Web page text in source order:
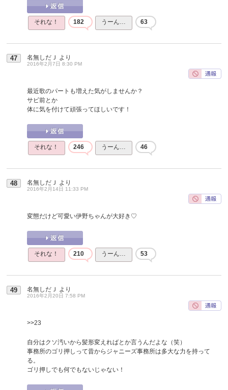
それな！ 182 うーん… 63
47 名無しだＪ より
2016年2月7日 8:30 PM
最近歌のパートも増えた気がしませんか？
サビ前とか
体に気を付けて頑張ってほしいです！
それな！ 246 うーん… 46
48 名無しだＪ より
2016年2月14日 11:33 PM
変態だけど可愛い伊野ちゃんが大好き♡
それな！ 210 うーん… 53
49 名無しだＪ より
2016年2月20日 7:58 PM
>>23
自分はクソ汚いから髪形変えればとか言うんだよな（笑）
事務所のゴリ押しって昔からジャニーズ事務所は多大な力を持って
る。
ゴリ押しでも何でもないじゃない！